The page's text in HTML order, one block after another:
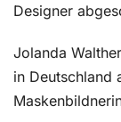
Designer
Jolanda
in Deutschland